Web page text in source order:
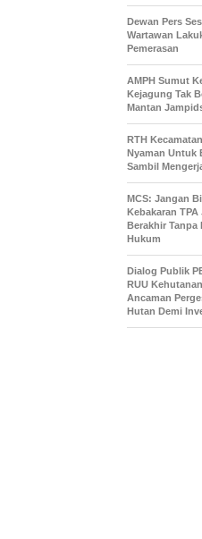
Dewan Pers
Wartawan
Pemerasan
AMPH Sumut
Kejagung Tak
Mantan
RTH
Nyaman Untuk
Sambil
MCS: Jangan
Kebakaran
Berakhir Tanpa
Hukum
Dialog Publik
RUU
Ancaman
Hutan Demi